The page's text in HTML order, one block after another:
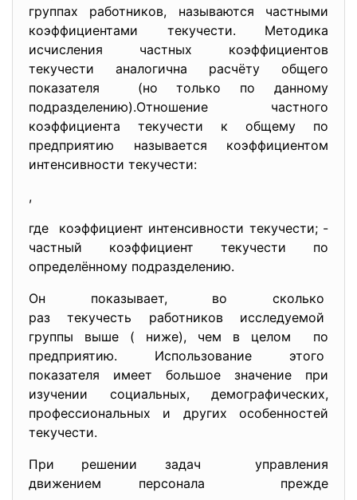
группах работников, называются частными
коэффициентами текучести. Методика
исчисления частных коэффициентов
текучести аналогична расчёту общего
показателя (но только по данному
подразделению).Отношение частного
коэффициента текучести к общему по
предприятию называется коэффициентом
интенсивности текучести:
,
где коэффициент интенсивности текучести; -
частный коэффициент текучести по
определённому подразделению.
Он показывает, во сколько
раз текучесть работников исследуемой
группы выше ( ниже), чем в целом по
предприятию. Использование этого
показателя имеет большое значение при
изучении социальных, демографических,
профессиональных и других особенностей
текучести.
При решении задач управления
движением персонала прежде